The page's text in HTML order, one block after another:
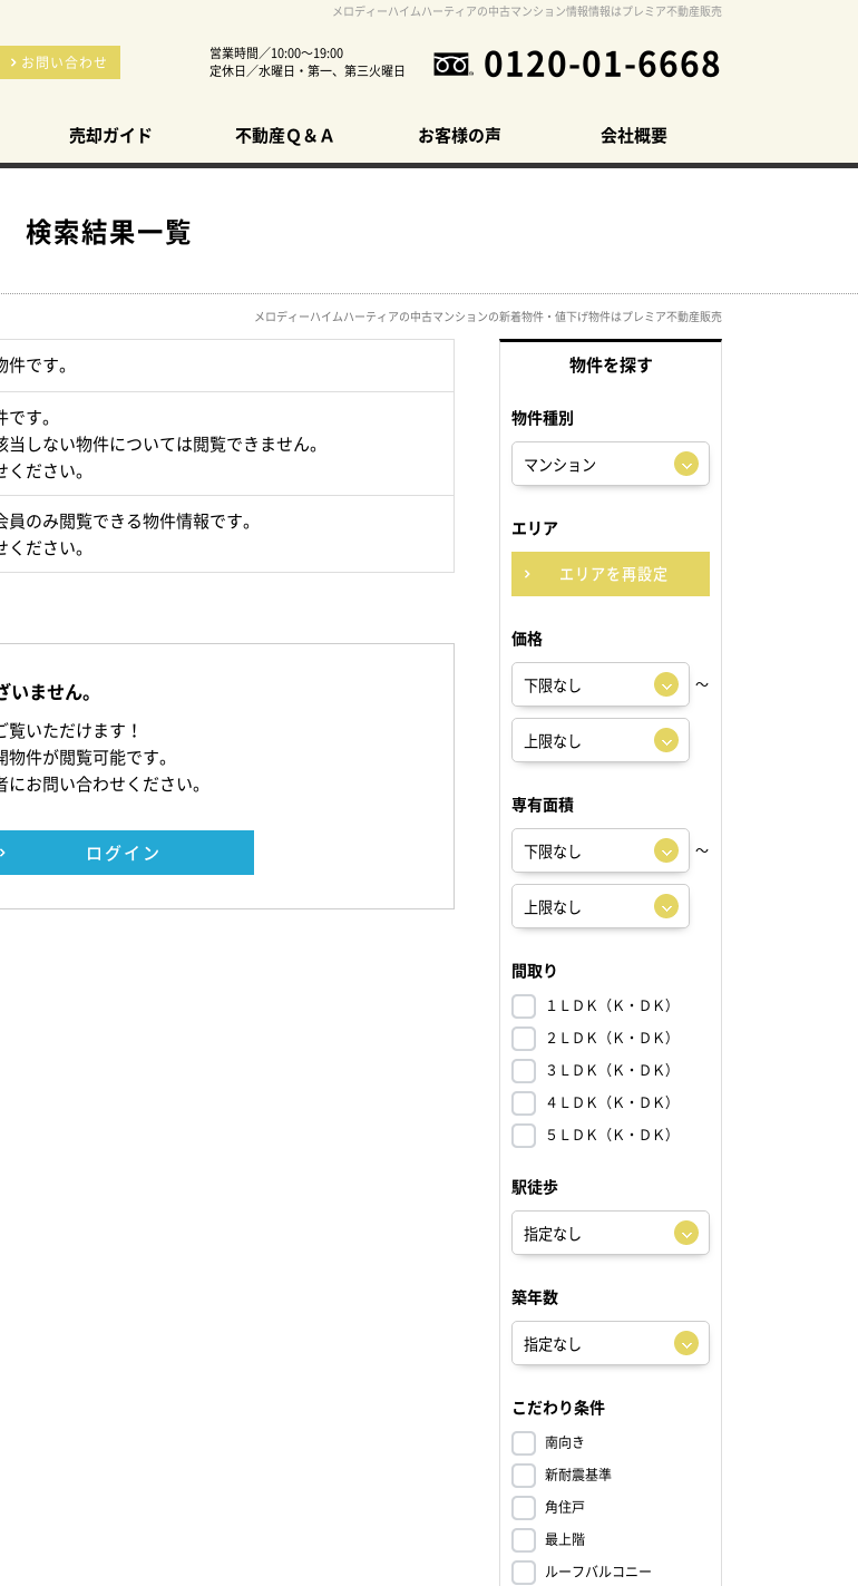
メロディーハイムハーティアの中古マンション情報情報はプレミア不動産販売
お問い合わせ
営業時間／10:00～19:00
定休日／水曜日・第一、第三火曜日
0120-01-6668
売却ガイド 不動産Ｑ＆Ａ お客様の声 会社概要
検索結果一覧
メロディーハイムハーティアの中古マンションの新着物件・値下げ物件はプレミア不動産販売
です。
す。
しない物件については閲覧できません。
ださい。
のみ閲覧できる物件情報です。
ださい。
ません。
いただけます！
件が閲覧可能です。
お問い合わせください。
ログイン
物件を探す
物件種別
エリア
エリアを再設定
価格
～
専有面積
～
間取り
１ＬＤＫ（Ｋ・ＤＫ）
２ＬＤＫ（Ｋ・ＤＫ）
３ＬＤＫ（Ｋ・ＤＫ）
４ＬＤＫ（Ｋ・ＤＫ）
５ＬＤＫ（Ｋ・ＤＫ）
駅徒歩
築年数
こだわり条件
南向き
新耐震基準
角住戸
最上階
ルーフバルコニー